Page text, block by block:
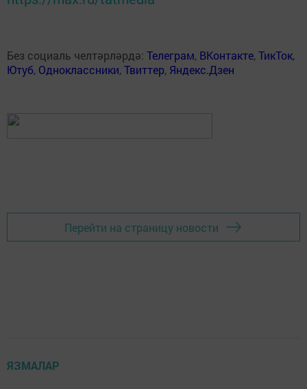
Без социаль челтәрләрдә: Телеграм, ВКонтакте,ТикТок,
Ютуб, Одноклассники,Твиттер, Яндекс.Дзен
Перейти на страницу новости
ЯЗМАЛАР